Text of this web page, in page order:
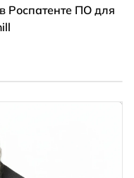
Роспатенте ПО для